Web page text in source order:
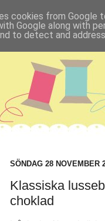
SÖNDAG 28 NOVEMBER
Klassiska
choklad
cookies from Google
Google along with
to detect and